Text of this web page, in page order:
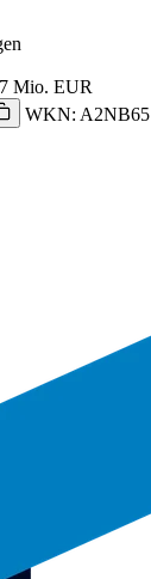
Mio. EUR
WKN: A2NB65